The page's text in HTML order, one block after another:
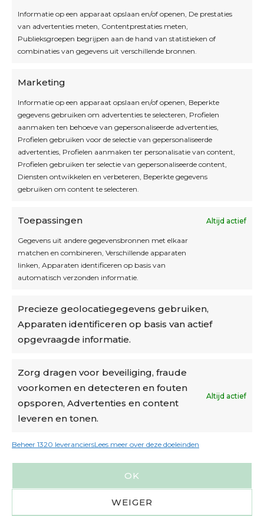
Informatie op een apparaat opslaan en/of openen, De prestaties
van advertenties meten, Contentprestaties meten,
Publieksgroepen begrijpen aan de hand van statistieken of
combinaties van gegevens uit verschillende bronnen.
Marketing
Informatie op een apparaat opslaan en/of openen, Beperkte
gegevens gebruiken om advertenties te selecteren, Profielen
aanmaken ten behoeve van gepersonaliseerde advertenties,
Profielen gebruiken voor de selectie van gepersonaliseerde
advertenties, Profielen aanmaken ter personalisatie van content,
Profielen gebruiken ter selectie van gepersonaliseerde content,
Diensten ontwikkelen en verbeteren, Beperkte gegevens
gebruiken om content te selecteren.
Toepassingen Altijd actief
Gegevens uit andere gegevensbronnen met elkaar
matchen en combineren, Verschillende apparaten
linken, Apparaten identificeren op basis van
automatisch verzonden informatie.
Precieze geolocatiegegevens gebruiken,
Apparaten identificeren op basis van actief
opgevraagde informatie.
Zorg dragen voor beveiliging, fraude
voorkomen en detecteren en fouten
opsporen, Advertenties en content
leveren en tonen.
Altijd actief
Beheer 1320 leveranciersLees meer over deze doeleinden
OK
WEIGER
Openingsuren
Blijf op de hoogte
Interesse in leuke kadotips of toffe acties?
Laat dan hier je mailadres achter.
Algemene voorwaarden
Cookiebeleid
Accountinstellingen
Verzending
€6,50-€7,50 via Bpost